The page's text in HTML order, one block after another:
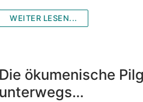
WEITER LESEN...
Die ökumenische
unterwegs…